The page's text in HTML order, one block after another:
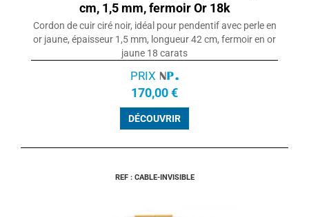
cm, 1,5 mm, fermoir Or 18k
Cordon de cuir ciré noir, idéal pour pendentif avec perle en
or jaune, épaisseur 1,5 mm, longueur 42 cm, fermoir en or
jaune 18 carats
PRIX
170,00 €
DÉCOUVRIR
REF : CABLE-INVISIBLE